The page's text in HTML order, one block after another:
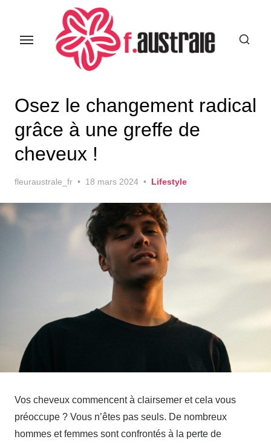
Osez le changement radical
grâce à une greffe de
cheveux !
fleuraustrale_fr
Posted
18 mars 2024 Lifestyle
Vos cheveux commencent à clairsemer et cela vous
préoccupe ? Vous n’êtes pas seuls. De nombreux
hommes et femmes sont confrontés à la perte de